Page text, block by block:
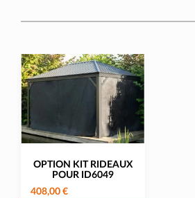
OPTION KIT RIDEAUX
POUR ID6049
408,00 €